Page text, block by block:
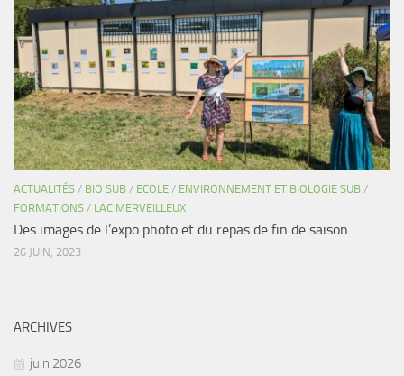
ACTUALITÉS / BIO SUB / ECOLE / ENVIRONNEMENT ET BIOLOGIE SUB /
FORMATIONS / LAC MERVEILLEUX
Des images de l’expo photo et du repas de fin de saison
26 JUIN, 2023
ARCHIVES
juin 2026